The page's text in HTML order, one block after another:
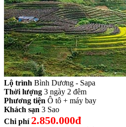
Lộ trình Bình Dương - Sapa
Thời lượng 3 ngày 2 đêm
Phương tiện Ô tô + máy bay
Khách sạn 3 Sao
Chi phí 2.850.000đ